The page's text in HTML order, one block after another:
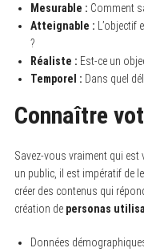
Mesurable : Comment
Atteignable :
?
Réaliste : Est-ce un
Temporel : Dans quel
Connaître
Savez-vous vraiment qui est
un public, il est impératif de
créer des contenus qui
création de personas
Données